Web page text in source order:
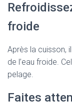
froide
Après la cuisson,
de l’eau froide.
pelage.
Faites